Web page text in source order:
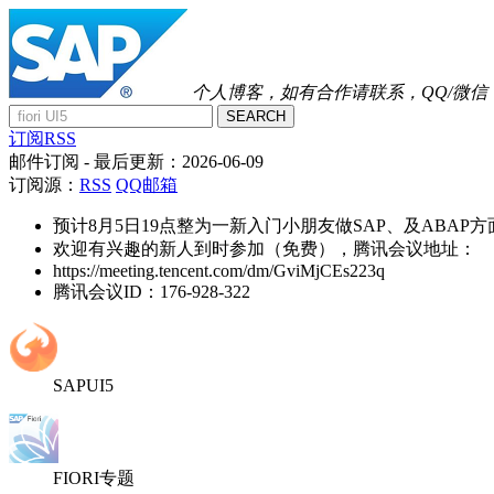
个人博客，如有合作请联系，QQ/微信
SEARCH
订阅RSS
邮件订阅 - 最后更新： 2026-06-09
订阅源： RSS QQ邮箱
预计8月5日19点整为一新入门小朋友做SAP、及ABAP方
欢迎有兴趣的新人到时参加（免费），腾讯会议地址：
https://meeting.tencent.com/dm/GviMjCEs223q
腾讯会议ID：176-928-322
SAPUI5
FIORI专题